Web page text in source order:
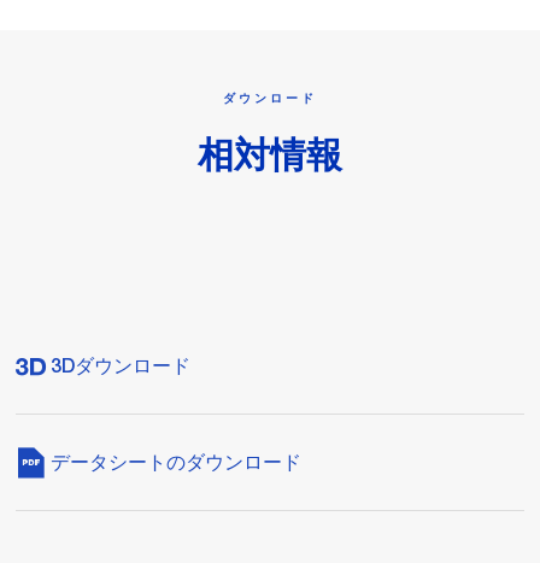
ダウンロード
相対情報
3Dダウンロード
データシートのダウンロード